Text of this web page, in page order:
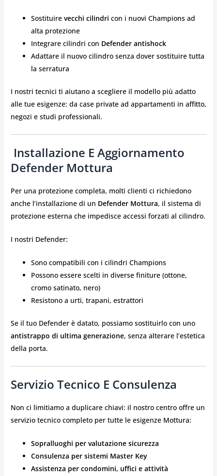
Sostituire vecchi cilindri con i nuovi Champions ad
alta protezione
Integrare cilindri con Defender antishock
Adattare il nuovo cilindro senza dover sostituire tutta
la serratura
I nostri tecnici ti aiutano a scegliere il modello più adatto
alle tue esigenze: da case private ad appartamenti in affitto,
negozi e studi professionali.
️ Installazione E Aggiornamento
Defender Mottura
Per una protezione completa, molti clienti ci richiedono
anche l’installazione di un Defender Mottura, il sistema di
protezione esterna che impedisce accessi forzati al cilindro.
I nostri Defender:
Sono compatibili con i cilindri Champions
Possono essere scelti in diverse finiture (ottone,
cromo satinato, nero)
Resistono a urti, trapani, estrattori
Se il tuo Defender è datato, possiamo sostituirlo con uno
antistrappo di ultima generazione, senza alterare l’estetica
della porta.
Servizio Tecnico E Consulenza
Non ci limitiamo a duplicare chiavi: il nostro centro offre un
servizio tecnico completo per tutte le esigenze Mottura:
Sopralluoghi per valutazione sicurezza
Consulenza per sistemi Master Key
Assistenza per condomini, uffici e attività